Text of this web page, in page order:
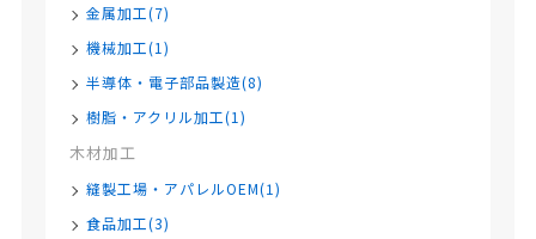
金属加工(7)
機械加工(1)
半導体・電子部品製造(8)
樹脂・アクリル加工(1)
木材加工
縫製工場・アパレルOEM(1)
食品加工(3)